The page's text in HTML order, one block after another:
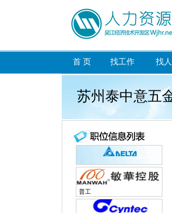
首 页 找工作 找
苏州泰中意五
普工